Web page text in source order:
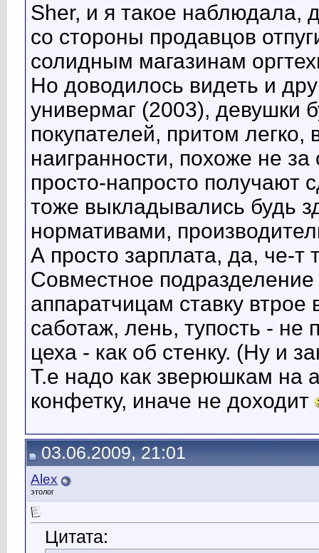
Sher, и я такое наблюдала,
со стороны продавцов
солидным магазинам
Но доводилось видеть и
универмаг (2003), девушки
покупателей, притом
наигранности, похоже не
просто-напросто получают
тоже выкладывались будь
нормативами,
А просто зарплата, да, че-т
Совместное
аппаратчицам ставку
саботаж, лень, тупость -
цеха - как об стенку. (Ну и
Т.е надо как зверюшкам на
конфетку, иначе не доходит
03.06.2009, 21:01
Alex
этолог
Цитата: